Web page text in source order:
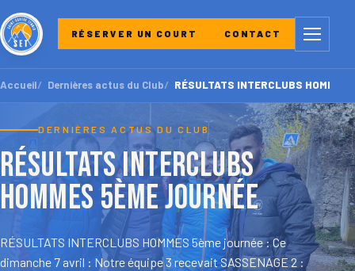
RÉSERVER UN COURT CONTACT Menu
Accueil Dernières actus du Club RÉSULTATS INTERCLUBS
DERNIÈRES ACTUS DU CLUB
RÉSULTATS INTERCLUBS
HOMMES 5ème journée
RÉSULTATS INTERCLUBS HOMMES 5ème journée : Ce
dimanche 7 avril : Notre équipe 3 recevait SASSENAGE 2 :